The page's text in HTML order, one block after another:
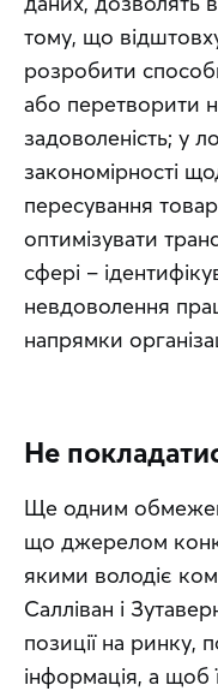
тому, що
розробити
або перетворити
задоволеність; у
закономірності
пересування
оптимізувати
сфері –
невдоволення
напрямки
Не
Ще одним
що джерелом
якими володіє
Салліван і
позиції на ринку,
інформація, а щоб